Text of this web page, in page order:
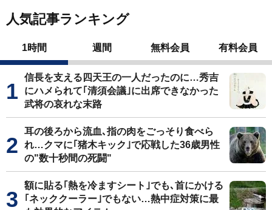
人気記事ランキング
1時間 週間 無料会員 有料会員
信長を支える四天王の一人だったのに…秀吉
にハメられて｢清須会議｣に出席できなかった
武将の哀れな末路
耳の後ろから流血､指の肉をごっそり食べら
れ…クマに｢猪木キック｣で応戦した36歳男性
の"数十秒間の死闘"
額に貼る｢熱を冷ますシート｣でも､首にかける
｢ネッククーラー｣でもない…熱中症対策に最